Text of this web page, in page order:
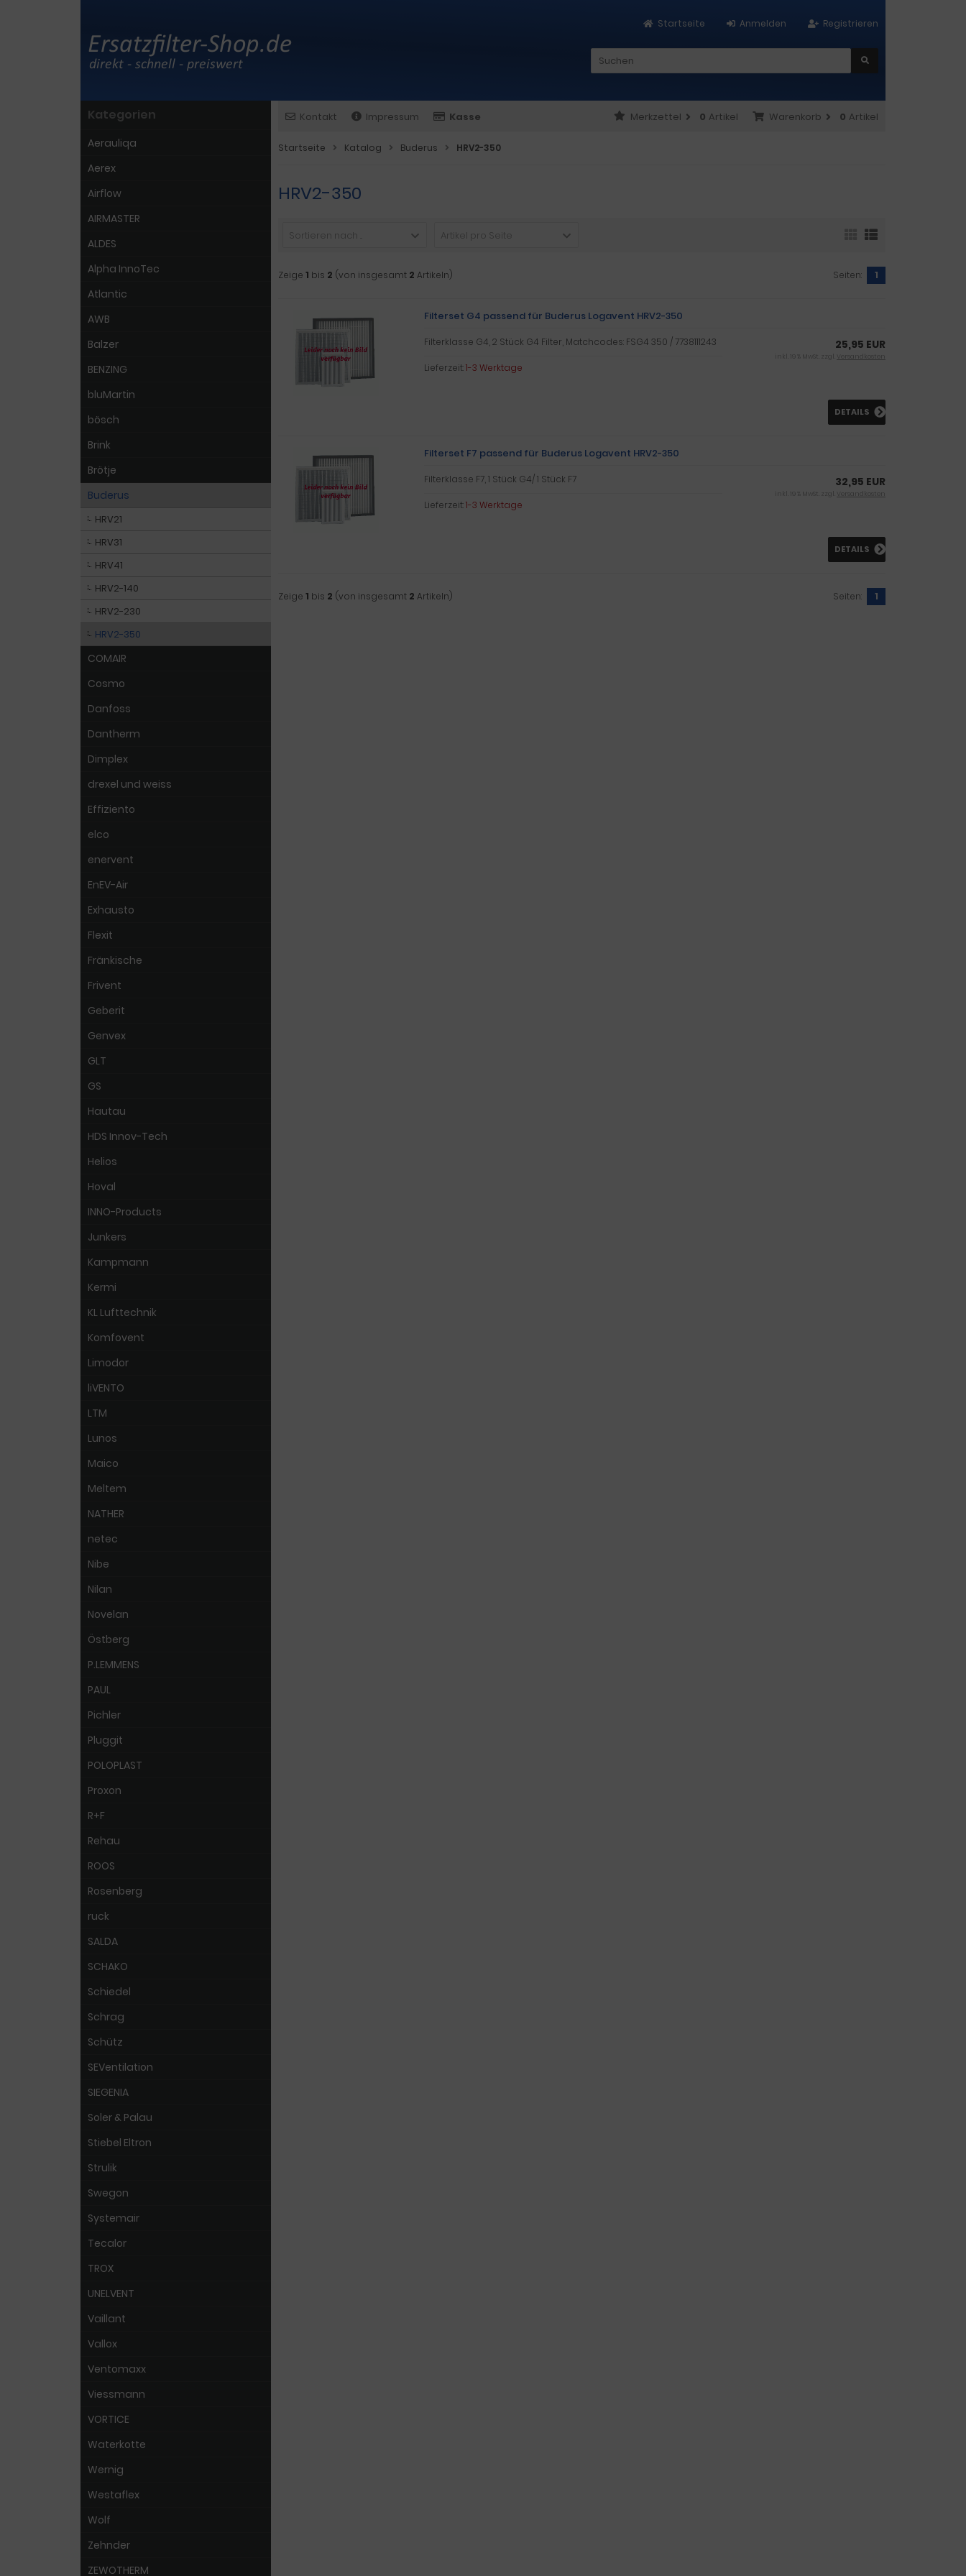
Registrieren
Anmelden
Startseite
Kontakt Impressum Kasse Warenkorb 0 Artikel
Merkzettel 0 Artikel
Startseite Katalog Buderus HRV2-350
HRV2-350
Sortieren nach ... Artikel pro Seite
Zeige 1 bis 2 (von insgesamt 2 Artikeln) Seiten: 1
Filterset G4 passend für Buderus Logavent HRV2-350
Filterklasse G4, 2 Stück G4 Filter, Matchcodes: FSG4 350 / 7738111243
Lieferzeit:1-3 Werktage
25,95 EUR
inkl. 19 % MwSt. zzgl. Versandkosten
DETAILS
Filterset F7 passend für Buderus Logavent HRV2-350
Filterklasse F7, 1 Stück G4/ 1 Stück F7
Lieferzeit:1-3 Werktage
32,95 EUR
inkl. 19 % MwSt. zzgl. Versandkosten
DETAILS
Zeige 1 bis 2 (von insgesamt 2 Artikeln) Seiten: 1
Kategorien
Aerauliqa
Aerex
Airflow
AIRMASTER
ALDES
Alpha InnoTec
Atlantic
AWB
Balzer
BENZING
bluMartin
bösch
Brink
Brötje
Buderus
HRV21
HRV31
HRV41
HRV2-140
HRV2-230
HRV2-350
COMAIR
Cosmo
Danfoss
Dantherm
Dimplex
drexel und weiss
Effiziento
elco
enervent
EnEV-Air
Exhausto
Flexit
Fränkische
Frivent
Geberit
Genvex
GLT
GS
Hautau
HDS Innov-Tech
Helios
Hoval
INNO-Products
Junkers
Kampmann
Kermi
KL Lufttechnik
Komfovent
Limodor
liVENTO
LTM
Lunos
Maico
Meltem
NATHER
netec
Nibe
Nilan
Novelan
Östberg
P.LEMMENS
PAUL
Pichler
Pluggit
POLOPLAST
Proxon
R+F
Rehau
ROOS
Rosenberg
ruck
SALDA
SCHAKO
Schiedel
Schrag
Schütz
SEVentilation
SIEGENIA
Soler & Palau
Stiebel Eltron
Strulik
Swegon
Systemair
Tecalor
TROX
UNELVENT
Vaillant
Vallox
Ventomaxx
Viessmann
VORTICE
Waterkotte
Wernig
Westaflex
Wolf
Zehnder
ZEWOTHERM